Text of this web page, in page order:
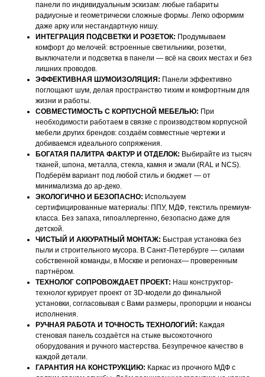
панели по индивидуальным эскизам: любые габариты
радиусные и геометрически сложные формы. Легко оформим
даже арку или нестандартную нишу.
ИНТЕГРАЦИЯ ПОДСВЕТКИ И РОЗЕТОК: Продумываем
комфорт до мелочей: встроенные светильники, розетки,
выключатели и подсветка в панели — всё на своих местах и без
лишних проводов.
ЭФФЕКТИВНАЯ ШУМОИЗОЛЯЦИЯ: Панели эффективно
поглощают шум, делая пространство тихим и комфортным для
жизни и работы.
СОВМЕСТИМОСТЬ С КОРПУСНОЙ МЕБЕЛЬЮ: При
необходимости работаем в связке с производством корпусной
мебели других брендов: создаём совместные чертежи и
добиваемся идеального сопряжения.
БОГАТАЯ ПАЛИТРА ФАКТУР И ОТДЕЛОК: Выбирайте из тысяч
тканей, шпона, металла, стекла, камня и эмали (RAL и NCS).
Подберём вариант под любой стиль и бюджет — от
минимализма до ар-деко.
ЭКОЛОГИЧНО И БЕЗОПАСНО: Используем
сертифицированные материалы: ППУ, МДФ, текстиль премиум-
класса. Без запаха, гипоаллергенно, безопасно даже для
детской.
ЧИСТЫЙ И АККУРАТНЫЙ МОНТАЖ: Быстрая установка без
пыли и строительного мусора. В Санкт‑Петербурге — силами
собственной команды, в Москве и регионах— проверенным
партнёром.
ТЕХНОЛОГ СОПРОВОЖДАЕТ ПРОЕКТ: Наш конструктор-
технолог курирует проект от 3D-модели до финальной
установки, согласовывая с Вами размеры, пропорции и нюансы
исполнения.
РУЧНАЯ РАБОТА И ТОЧНОСТЬ ТЕХНОЛОГИЙ: Каждая
стеновая панель создаётся на стыке высокоточного
оборудования и ручного мастерства. Безупречное качество в
каждой детали.
ГАРАНТИЯ НА КОНСТРУКЦИЮ: Каркас из прочного МДФ с